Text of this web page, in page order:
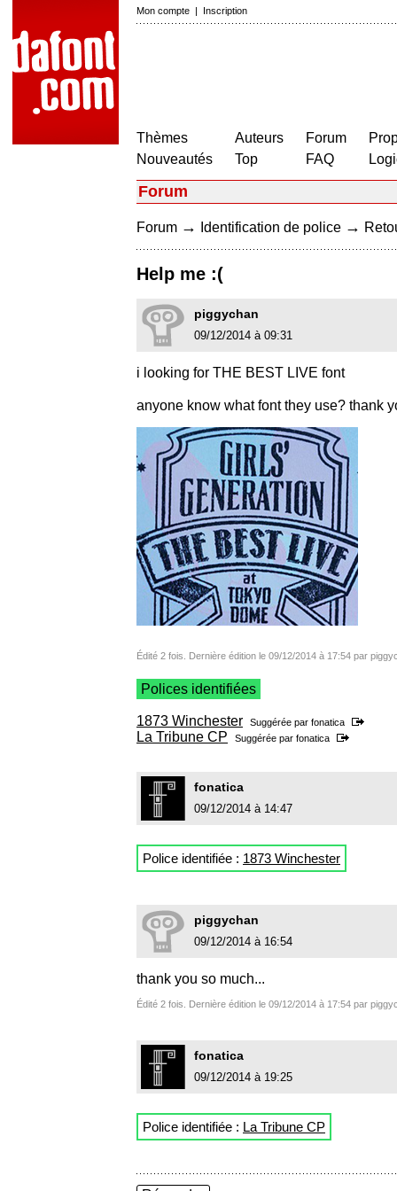
Mon compte | Inscription
Thèmes
Nouveautés
Auteurs
Top
Forum
FAQ
Forum
Forum → Identification de police →
Help me :(
piggychan
09/12/2014 à 09:31
i looking for THE BEST LIVE font
anyone know what font they use? thank
Édité 2 fois. Dernière édition le 09/12/2014 à 17:54 par
Polices identifiées
1873 Winchester Suggérée par fonatica
La Tribune CP Suggérée par fonatica
fonatica
09/12/2014 à 14:47
Police identifiée : 1873 Winchester
piggychan
09/12/2014 à 16:54
thank you so much...
Édité 2 fois. Dernière édition le 09/12/2014 à 17:54 par
fonatica
09/12/2014 à 19:25
Police identifiée : La Tribune CP